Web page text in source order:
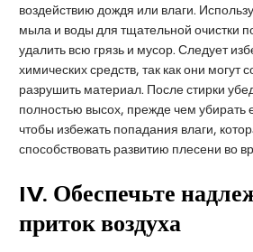
воздействию дождя или влаги.
мыла и воды для тщательной очистки
удалить всю грязь и мусор. Следует
химических средств, так как они могут
разрушить материал. После стирки
полностью высох, прежде чем убирать
чтобы избежать попадания влаги,
способствовать развитию плесени во
IV. Обеспечьте
приток воздуха